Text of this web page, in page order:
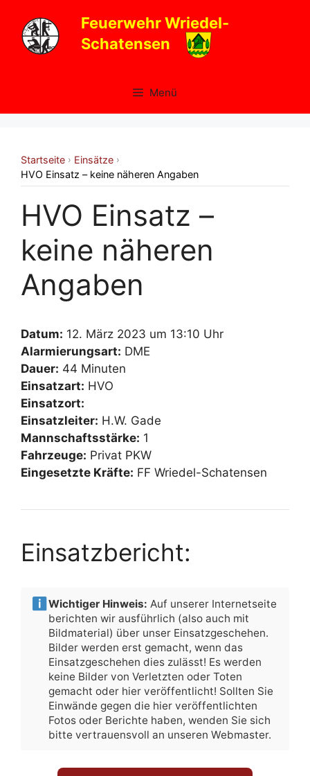
Inhalt
springen
Feuerwehr Wriedel-
Schatensen
Menü
Startseite › Einsätze ›
HVO Einsatz – keine näheren Angaben
HVO Einsatz –
keine näheren
Angaben
Datum: 12. März 2023 um 13:10 Uhr
Alarmierungsart: DME
Dauer: 44 Minuten
Einsatzart: HVO
Einsatzort:
Einsatzleiter: H.W. Gade
Mannschaftsstärke: 1
Fahrzeuge: Privat PKW
Eingesetzte Kräfte: FF Wriedel-Schatensen
Einsatzbericht:
Wichtiger Hinweis: Auf unserer Internetseite
berichten wir ausführlich (also auch mit
Bildmaterial) über unser Einsatzgeschehen.
Bilder werden erst gemacht, wenn das
Einsatzgeschehen dies zulässt! Es werden
keine Bilder von Verletzten oder Toten
gemacht oder hier veröffentlicht! Sollten Sie
Einwände gegen die hier veröffentlichten
Fotos oder Berichte haben, wenden Sie sich
bitte vertrauensvoll an unseren Webmaster.